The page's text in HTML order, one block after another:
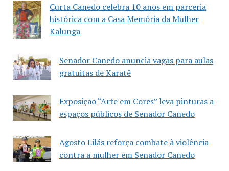
Curta Canedo celebra 10 anos em parceria
histórica com a Casa Memória da Mulher
Kalunga
Senador Canedo anuncia vagas para aulas
gratuitas de Karatê
Exposição “Arte em Cores” leva pinturas a
espaços públicos de Senador Canedo
Agosto Lilás reforça combate à violência
contra a mulher em Senador Canedo